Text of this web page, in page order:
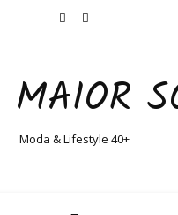
Moda & Lifestyle 40+